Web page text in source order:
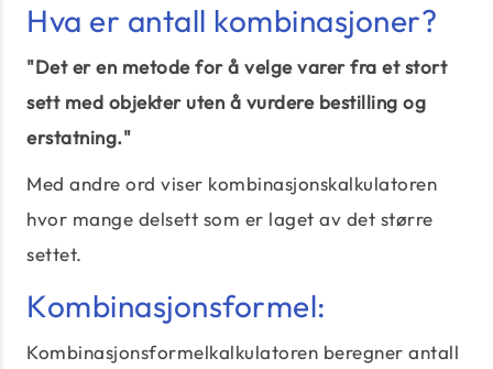
Hva er antall kombinasjoner?
"Det er en metode for å velge varer fra et stort
sett med objekter uten å vurdere bestilling og
erstatning."
Med andre ord viser kombinasjonskalkulatoren
hvor mange delsett som er laget av det større
settet.
Kombinasjonsformel:
Kombinasjonsformelkalkulatoren beregner antall